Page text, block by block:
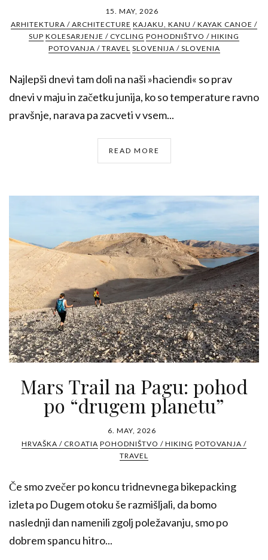
15. MAY, 2026
ARHITEKTURA / ARCHITECTURE KAJAKU, KANU / KAYAK CANOE /
SUP KOLESARJENJE / CYCLING POHODNIŠTVO / HIKING
POTOVANJA / TRAVEL SLOVENIJA / SLOVENIA
Najlepši dnevi tam doli na naši »haciendi« so prav
dnevi v maju in začetku junija, ko so temperature ravno
pravšnje, narava pa zacveti v vsem...
READ MORE
Mars Trail na Pagu: pohod
po “drugem planetu”
6. MAY, 2026
HRVAŠKA / CROATIA POHODNIŠTVO / HIKING POTOVANJA /
TRAVEL
Če smo zvečer po koncu tridnevnega bikepacking
izleta po Dugem otoku še razmišljali, da bomo
naslednji dan namenili zgolj poležavanju, smo po
dobrem spancu hitro...